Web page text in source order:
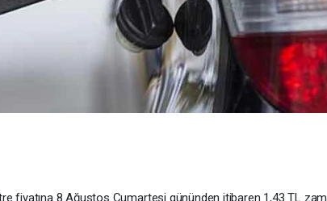
fiyatına 8 Ağustos Cumartesi gününden itibaren 1,43 TL zam